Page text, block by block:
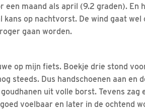
maand als april (9.2 graden). En
op nachtvorst. De wind gaat wel
gaan worden.
op mijn fiets. Boekje drie stond
steeds. Dus handschoenen aan en
uit volle borst. Tevens zag
voelbaar en later in de ochtend